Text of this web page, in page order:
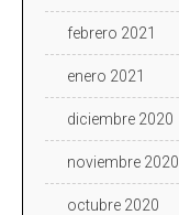
febrero 2021
enero 2021
diciembre 2020
noviembre 2020
octubre 2020